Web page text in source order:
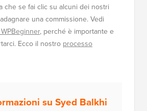
che se fai clic su alcuni dei nostri
una commissione. Vedi
, perché è importante e
Ecco il nostro processo
su Syed Balkhi